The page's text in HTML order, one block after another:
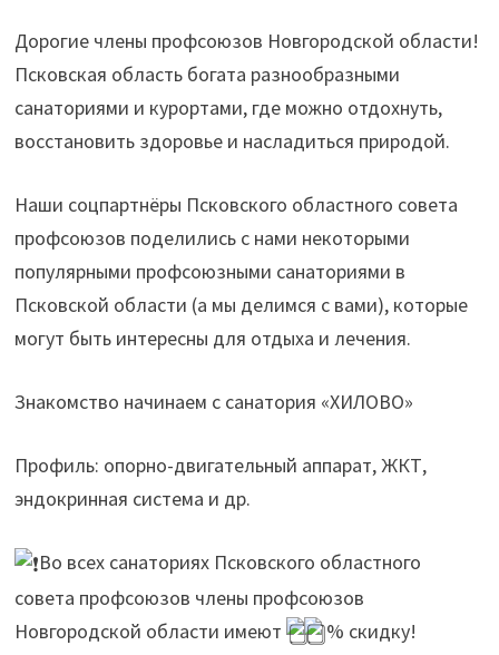
Дорогие члены профсоюзов Новгородской области!
Псковская область богата разнообразными
санаториями и курортами, где можно отдохнуть,
восстановить здоровье и насладиться природой.
Наши соцпартнёры Псковского областного совета
профсоюзов поделились с нами некоторыми
популярными профсоюзными санаториями в
Псковской области (а мы делимся с вами), которые
могут быть интересны для отдыха и лечения.
Знакомство начинаем с санатория «ХИЛОВО»
Профиль: опорно-двигательный аппарат, ЖКТ,
эндокринная система и др.
Во всех санаториях Псковского областного
совета профсоюзов члены профсоюзов
Новгородской области имеют
% скидку!